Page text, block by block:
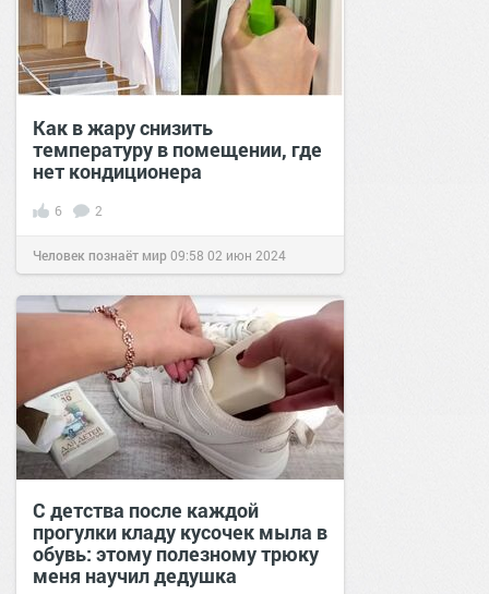
Как в жару снизить
температуру в помещении, где
нет кондиционера
6 2
Человек познаёт мир09:58 02 июн 2024
С детства после каждой
прогулки кладу кусочек мыла в
обувь: этому полезному трюку
меня научил дедушка